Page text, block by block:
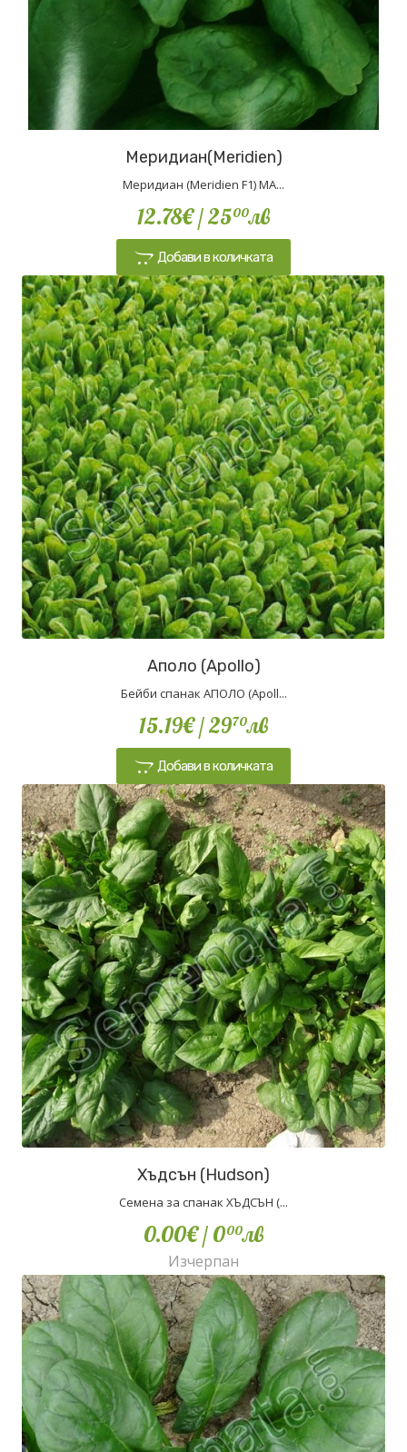
Меридиан(Meridien)
Меридиан (Meridien F1) MA...
12.78€/ 2500лв
Добави в количката
Аполо (Apollo)
Бейби спанак АПОЛО (Apoll...
15.19€/ 2970лв
Добави в количката
Хъдсън (Hudson)
Семена за спанак ХЪДСЪН (...
0.00€/ 000лв
Изчерпан